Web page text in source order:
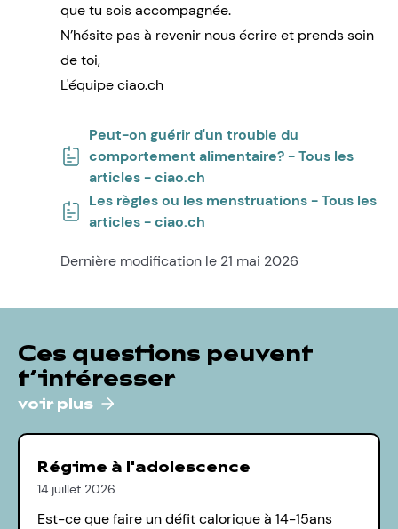
que tu sois accompagnée.
N’hésite pas à revenir nous écrire et prends soin
de toi,
L'équipe ciao.ch
Peut-on guérir d'un trouble du
comportement alimentaire? - Tous les
articles - ciao.ch
Les règles ou les menstruations - Tous les
articles - ciao.ch
Dernière modification le 21 mai 2026
Ces questions peuvent
t’intéresser
voir plus
Régime à l'adolescence
14 juillet 2026
Est-ce que faire un défit calorique à 14-15ans